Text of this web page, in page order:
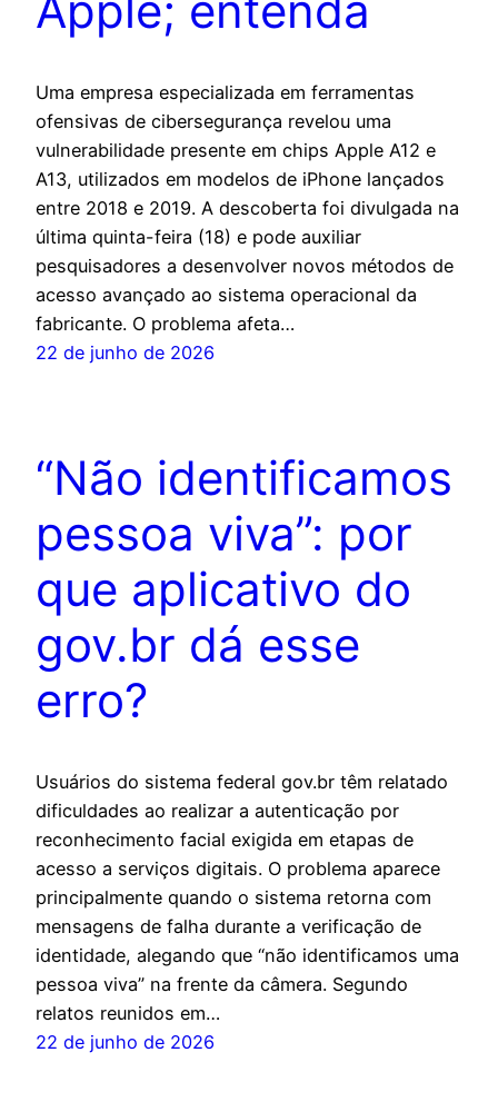
Uma empresa especializada em ferramentas
ofensivas de cibersegurança revelou uma
vulnerabilidade presente em chips Apple A12 e
A13, utilizados em modelos de iPhone lançados
entre 2018 e 2019. A descoberta foi divulgada na
última quinta-feira (18) e pode auxiliar
pesquisadores a desenvolver novos métodos de
acesso avançado ao sistema operacional da
fabricante. O problema afeta…
22 de junho de 2026
“Não identificamos
pessoa viva”: por
que aplicativo do
gov.br dá esse
erro?
Usuários do sistema federal gov.br têm relatado
dificuldades ao realizar a autenticação por
reconhecimento facial exigida em etapas de
acesso a serviços digitais. O problema aparece
principalmente quando o sistema retorna com
mensagens de falha durante a verificação de
identidade, alegando que “não identificamos uma
pessoa viva” na frente da câmera. Segundo
relatos reunidos em…
22 de junho de 2026